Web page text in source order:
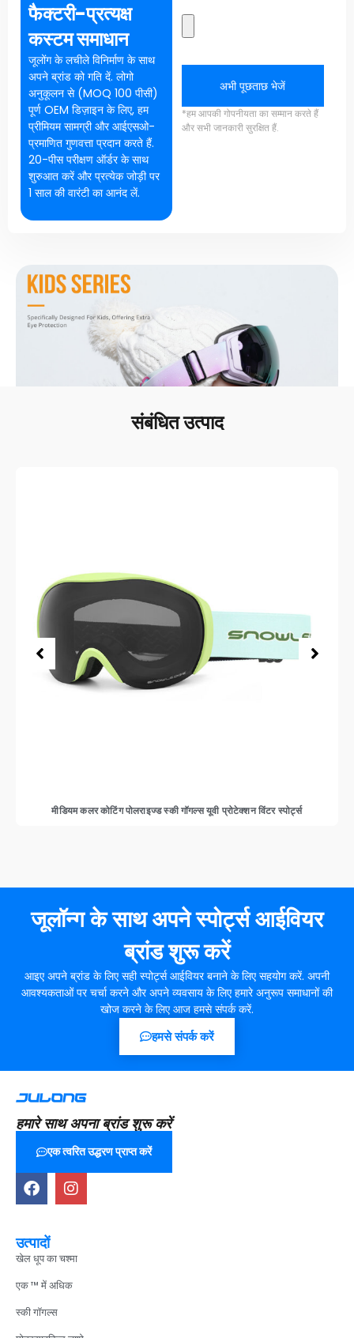
अभी पूछताछ भेजें
*हम आपकी गोपनीयता का सम्मान करते हैं
और सभी जानकारी सुरक्षित हैं.
फैक्टरी-प्रत्यक्ष
कस्टम समाधान
जूलोंग के लचीले विनिर्माण के साथ
अपने ब्रांड को गति दें. लोगो
अनुकूलन से (MOQ 100 पीसी)
पूर्ण OEM डिज़ाइन के लिए, हम
प्रीमियम सामग्री और आईएसओ-
प्रमाणित गुणवत्ता प्रदान करते हैं.
20-पीस परीक्षण ऑर्डर के साथ
शुरुआत करें और प्रत्येक जोड़ी पर
1 साल की वारंटी का आनंद लें.
एक उद्धरण का अनुरोध करें
संबंधित उत्पाद
मीडियम कलर कोटिंग पोलराइज्ड स्की गॉगल्स यूवी प्रोटेक्शन विंटर स्पोर्ट्स
जूलॉन्ग के साथ अपने स्पोर्ट्स आईवियर
ब्रांड शुरू करें
आइए अपने ब्रांड के लिए सही स्पोर्ट्स आईवियर बनाने के लिए सहयोग करें. अपनी
आवश्यकताओं पर चर्चा करने और अपने व्यवसाय के लिए हमारे अनुरूप समाधानों की
खोज करने के लिए आज हमसे संपर्क करें.
हमसे संपर्क करें
हमारे साथ अपना ब्रांड शुरू करें
एक त्वरित उद्धरण प्राप्त करें
उत्पादों
खेल धूप का चश्मा
एक ™ में अधिक
स्की गॉगल्स